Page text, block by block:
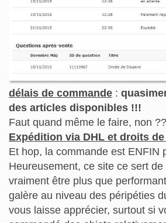
délais de commande:
des articles disponibles !!!
Faut quand même le faire, non
Expédition via DHL et droits
Et hop, la commande est ENFIN
Heureusement, ce site ce sert de
vraiment être plus que
galère au niveau des péripéties
vous laisse apprécier, surtout si